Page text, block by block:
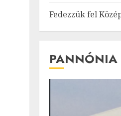
Fedezzük fel
PANNÓNIA